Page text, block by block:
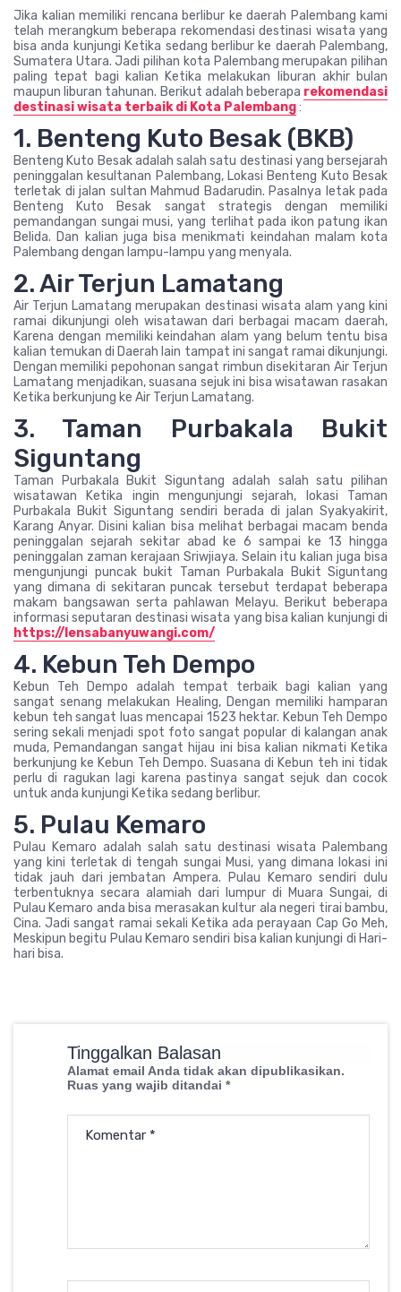
Jika kalian memiliki rencana berlibur ke daerah Palembang kami
telah merangkum beberapa rekomendasi destinasi wisata yang
bisa anda kunjungi Ketika sedang berlibur ke daerah Palembang,
Sumatera Utara. Jadi pilihan kota Palembang merupakan pilihan
paling tepat bagi kalian Ketika melakukan liburan akhir bulan
maupun liburan tahunan. Berikut adalah beberapa rekomendasi
destinasi wisata terbaik di Kota Palembang:
1. Benteng Kuto Besak (BKB)
Benteng Kuto Besak adalah salah satu destinasi yang bersejarah
peninggalan kesultanan Palembang, Lokasi Benteng Kuto Besak
terletak di jalan sultan Mahmud Badarudin. Pasalnya letak pada
Benteng Kuto Besak sangat strategis dengan memiliki
pemandangan sungai musi, yang terlihat pada ikon patung ikan
Belida. Dan kalian juga bisa menikmati keindahan malam kota
Palembang dengan lampu-lampu yang menyala.
2. Air Terjun Lamatang
Air Terjun Lamatang merupakan destinasi wisata alam yang kini
ramai dikunjungi oleh wisatawan dari berbagai macam daerah,
Karena dengan memiliki keindahan alam yang belum tentu bisa
kalian temukan di Daerah lain tampat ini sangat ramai dikunjungi.
Dengan memiliki pepohonan sangat rimbun disekitaran Air Terjun
Lamatang menjadikan, suasana sejuk ini bisa wisatawan rasakan
Ketika berkunjung ke Air Terjun Lamatang.
3. Taman Purbakala Bukit
Siguntang
Taman Purbakala Bukit Siguntang adalah salah satu pilihan
wisatawan Ketika ingin mengunjungi sejarah, lokasi Taman
Purbakala Bukit Siguntang sendiri berada di jalan Syakyakirit,
Karang Anyar. Disini kalian bisa melihat berbagai macam benda
peninggalan sejarah sekitar abad ke 6 sampai ke 13 hingga
peninggalan zaman kerajaan Sriwjiaya. Selain itu kalian juga bisa
mengunjungi puncak bukit Taman Purbakala Bukit Siguntang
yang dimana di sekitaran puncak tersebut terdapat beberapa
makam bangsawan serta pahlawan Melayu. Berikut beberapa
informasi seputaran destinasi wisata yang bisa kalian kunjungi di
https://lensabanyuwangi.com/
4. Kebun Teh Dempo
Kebun Teh Dempo adalah tempat terbaik bagi kalian yang
sangat senang melakukan Healing, Dengan memiliki hamparan
kebun teh sangat luas mencapai 1523 hektar. Kebun Teh Dempo
sering sekali menjadi spot foto sangat popular di kalangan anak
muda, Pemandangan sangat hijau ini bisa kalian nikmati Ketika
berkunjung ke Kebun Teh Dempo. Suasana di Kebun teh ini tidak
perlu di ragukan lagi karena pastinya sangat sejuk dan cocok
untuk anda kunjungi Ketika sedang berlibur.
5. Pulau Kemaro
Pulau Kemaro adalah salah satu destinasi wisata Palembang
yang kini terletak di tengah sungai Musi, yang dimana lokasi ini
tidak jauh dari jembatan Ampera. Pulau Kemaro sendiri dulu
terbentuknya secara alamiah dari lumpur di Muara Sungai, di
Pulau Kemaro anda bisa merasakan kultur ala negeri tirai bambu,
Cina. Jadi sangat ramai sekali Ketika ada perayaan Cap Go Meh,
Meskipun begitu Pulau Kemaro sendiri bisa kalian kunjungi di Hari-
hari bisa.
Tinggalkan Balasan
Alamat email Anda tidak akan dipublikasikan.
Ruas yang wajib ditandai *
Komentar *